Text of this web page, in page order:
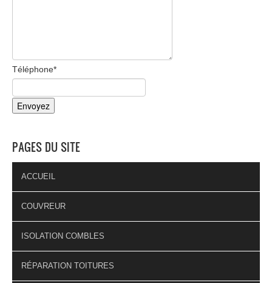
Téléphone*
PAGES DU SITE
ACCUEIL
COUVREUR
ISOLATION COMBLES
RÉPARATION TOITURES